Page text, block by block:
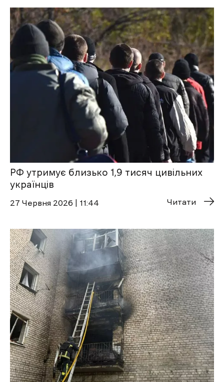
РФ утримує близько 1,9 тисяч цивільних
українців
27 Червня 2026 | 11:44 Читати